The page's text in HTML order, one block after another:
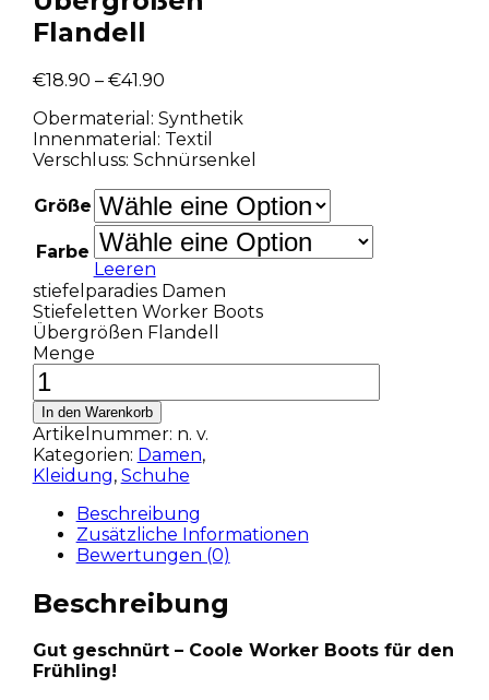
Flandell
€18.90 – €41.90
Obermaterial: Synthetik
Innenmaterial: Textil
Verschluss: Schnürsenkel
Größe
Farbe
Leeren
stiefelparadies Damen
Stiefeletten Worker Boots
Übergrößen Flandell
Menge
In den Warenkorb
Artikelnummer: n. v.
Kategorien: Damen,
Kleidung, Schuhe
Beschreibung
Zusätzliche Informationen
Bewertungen (0)
Beschreibung
Gut geschnürt – Coole Worker Boots für den
Frühling!